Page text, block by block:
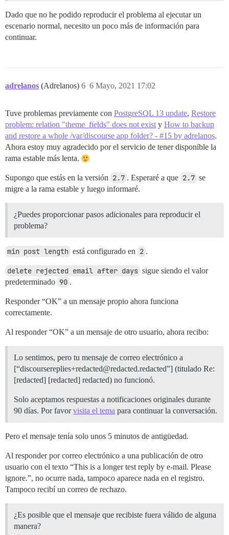
Dado que no he podido reproducir el problema al ejecutar un
escenario normal, necesito un poco más de información para
continuar.
adrelanos (Adrelanos) 6 Mayo, 2021 17:02
6
Tuve problemas previamente con PostgreSQL 13 update, Restore
problem: relation "theme_fields" does not exist y How to backup
and restore a whole /var/discourse app folder? - #15 by adrelanos.
Ahora estoy muy agradecido por el servicio de tener disponible la
rama estable más lenta.
Supongo que estás en la versión 2.7 . Esperaré a que 2.7 se
migre a la rama estable y luego informaré.
¿Puedes proporcionar pasos adicionales para reproducir el
problema?
min post length está configurado en 2 .
delete rejected email after days sigue siendo el valor
predeterminado 90 .
Responder “OK” a un mensaje propio ahora funciona
correctamente.
Al responder “OK” a un mensaje de otro usuario, ahora recibo:
Lo sentimos, pero tu mensaje de correo electrónico a
[“discoursereplies+redacted@redacted.redacted”] (titulado Re:
[redacted] [redacted] redacted) no funcionó.
Solo aceptamos respuestas a notificaciones originales durante
90 días. Por favorvisita el tema para continuar la conversación.
Pero el mensaje tenía solo unos 5 minutos de antigüedad.
Al responder por correo electrónico a una publicación de otro
usuario con el texto “This is a longer test reply by e-mail. Please
ignore.”, no ocurre nada, tampoco aparece nada en el registro.
Tampoco recibí un correo de rechazo.
¿Es posible que el mensaje que recibiste fuera válido de alguna
manera?